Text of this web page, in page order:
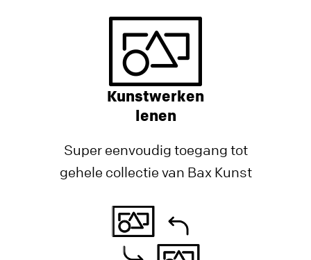
Kunstwerken
lenen
Super eenvoudig toegang tot
gehele collectie van Bax Kunst